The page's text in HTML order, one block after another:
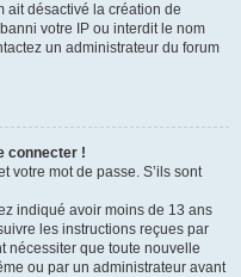
ait désactivé la création de
votre IP ou interdit le nom
un administrateur du forum
connecter !
votre mot de passe. S’ils sont
indiqué avoir moins de 13 ans
les instructions reçues par
nécessiter que toute nouvelle
ou par un administrateur avant